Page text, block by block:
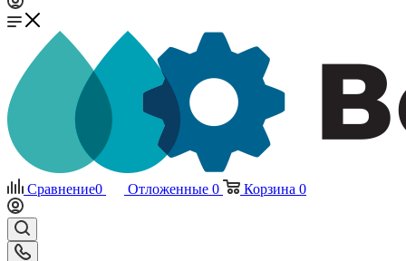
Сравнение0 Отложенные 0 Корзина 0